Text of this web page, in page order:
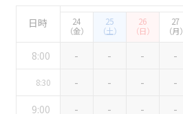
日時
24
（金）
25
（土）
26
（日）
27
（月）
8:00 - - - -
8:30 - - - -
9:00
- - - -
ベルサール九段
ベルサール虎ノ門
ベルサール六本木グランドコ
ベルサール御成門タワー
有明・羽田エリア